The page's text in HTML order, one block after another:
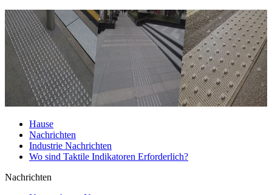
Hause
Nachrichten
Industrie Nachrichten
Wo sind Taktile Indikatoren Erforderlich?
Nachrichten